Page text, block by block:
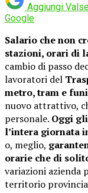
Aggiungi
Google
Salario che non
stazioni, orari di
cambio di passo
lavoratori del
metro, tram e
nuovo attrattivo,
personale. Oggi
l’intera giornata
o, meglio,
orarie che di
variazioni azienda
territorio